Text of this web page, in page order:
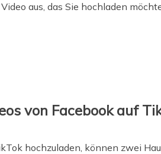
aus, das Sie hochladen
von Facebook auf
hochzuladen, können zwei